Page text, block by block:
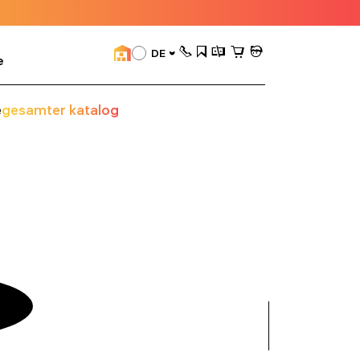
DE
gesamter katalog
anzeigen